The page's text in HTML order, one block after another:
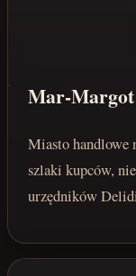
Mar-Margot
Miasto handlowe
szlaki kupców,
urzędników